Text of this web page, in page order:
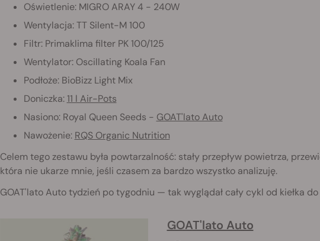
Oświetlenie: MIGRO ARAY 4 - 240W
Wentylacja: TT Silent-M 100
Filtr: Primaklima filter PK 100/125
Wentylator: Oscillating Koala Fan
Podłoże: BioBizz Light Mix
Doniczka:11 l Air-Pots
Nasiono: Royal Queen Seeds - GOAT'lato Auto
Nawożenie: RQS Organic Nutrition
Celem tego zestawu była powtarzalność: stały przepływ powietrza,
która nie ukarze mnie, jeśli czasem za bardzo wszystko analizuję.
GOAT'lato Auto tydzień po tygodniu — tak wyglądał cały cykl od kiełka do
GOAT'lato Auto